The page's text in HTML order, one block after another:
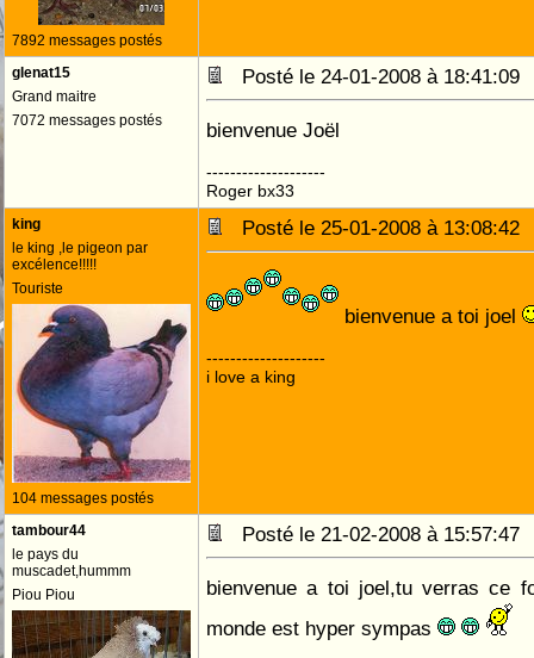
7892 messages postés
glenat15
Grand maitre
7072 messages postés
Posté le 24-01-2008 à
bienvenue Joël
--------------------
Roger bx33
king
le king ,le pigeon par
excélence!!!!!
Touriste
104 messages postés
Posté le 25-01-2008 à
bienvenue a toi joel
--------------------
i love a king
tambour44
le pays du
muscadet,hummm
Piou Piou
Posté le 21-02-2008 à
bienvenue a toi joel,tu verras ce
monde est hyper sympas